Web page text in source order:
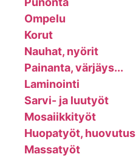
Ompelu
Korut
Nauhat, nyörit
Painanta, värjäys...
Laminointi
Sarvi- ja luutyöt
Mosaiikkityöt
Huopatyöt, huovutus
Massatyöt